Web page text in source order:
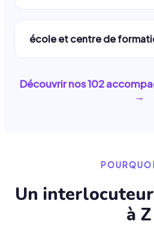
école et centre de
Découvrir nos102
→
Un interlocuteur
à Z